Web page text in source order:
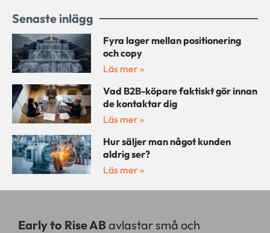
Senaste inlägg
Fyra lager mellan positionering
och copy
Läs mer »
Vad B2B-köpare faktiskt gör innan
de kontaktar dig
Läs mer »
Hur säljer man något kunden
aldrig ser?
Läs mer »
Early to Rise AB avlastar små och